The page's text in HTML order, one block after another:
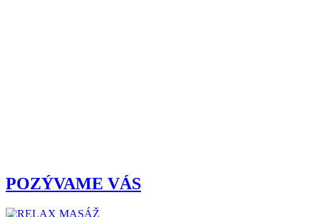
POZÝVAME VÁS